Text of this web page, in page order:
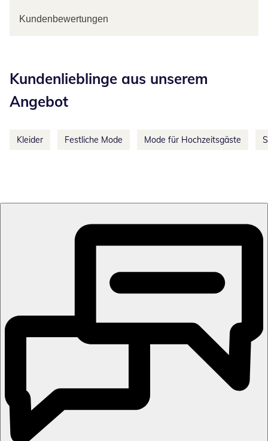
Kundenbewertungen
Kundenlieblinge aus unserem
Angebot
Kleider Festliche Mode Mode für Hochzeitsgäste